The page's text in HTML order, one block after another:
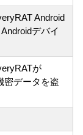
Android
デバイ
が
密データを盗